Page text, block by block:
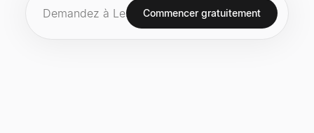
Commencer gratuitement